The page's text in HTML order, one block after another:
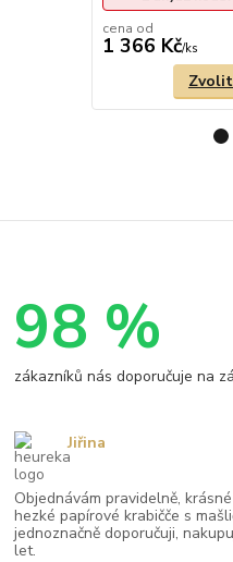
cena od
1 366 Kč/ks
98 %
zákazníků nás doporučuje na
Objednávám pravidelně,
hezké papírové krabičče s
jednoznačně doporučuji,
let.
Jiřina